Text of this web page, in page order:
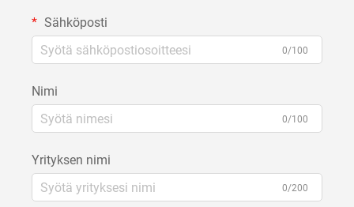
Sähköposti
0/100
Nimi
0/100
Yrityksen nimi
0/200